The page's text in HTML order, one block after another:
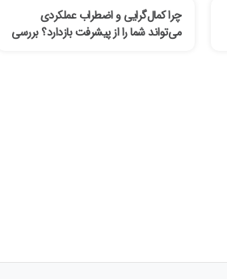
چرا کمال‌گرایی و اضطراب عملکردی
می‌تواند شما را از پیشرفت بازدارد؟ بررسی